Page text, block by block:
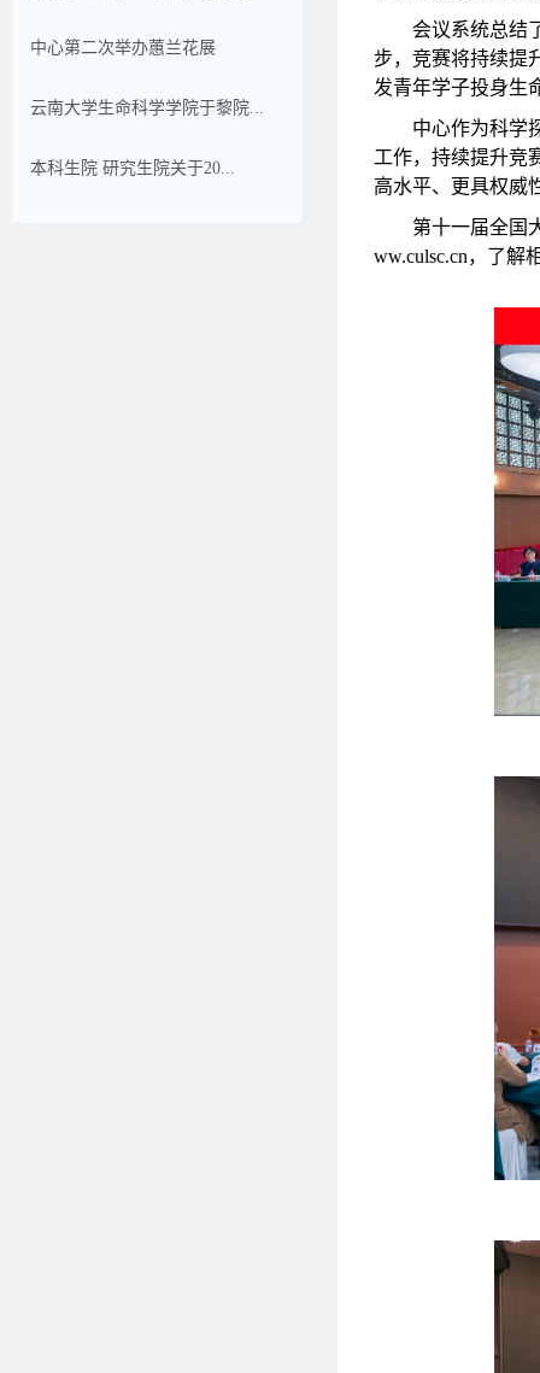
中心第二次举办蕙兰花展
云南大学生命科学学院于黎院...
本科生院 研究生院关于20...
会议系统总结
步，竞赛将持续提
发青年学子投身生
中心作为科学
工作，持续提升竞
高水平、更具权威
第十一届全国
ww.culsc.cn，了解